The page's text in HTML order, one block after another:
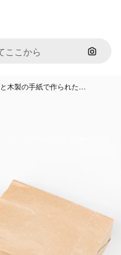
画像で
木製の手紙で作られた…